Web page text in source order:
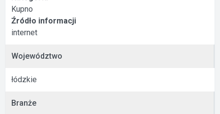
Kupno
Źródło informacji
internet
Województwo
łódzkie
Branże